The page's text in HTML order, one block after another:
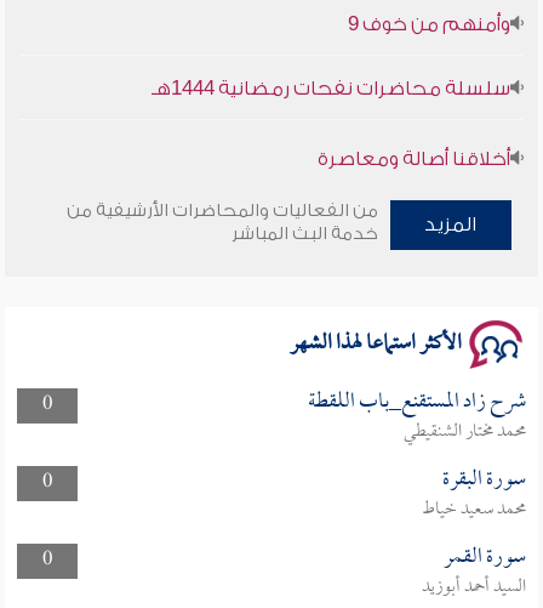
وأمنهم من خوف 9
سلسلة محاضرات نفحات رمضانية 1444هـ
أخلاقنا أصالة ومعاصرة
وأمنهم من خوف 9
المزيد
من الفعاليات والمحاضرات الأرشيفية من
خدمة البث المباشر
الأكثر استماعا لهذا الشهر
0 شرح زاد المستقنع_باب اللقطة
محمد مختار الشنقيطي
0
سورة البقرة
محمد سعيد خياط
0
سورة القمر
السيد أحمد أبوزيد